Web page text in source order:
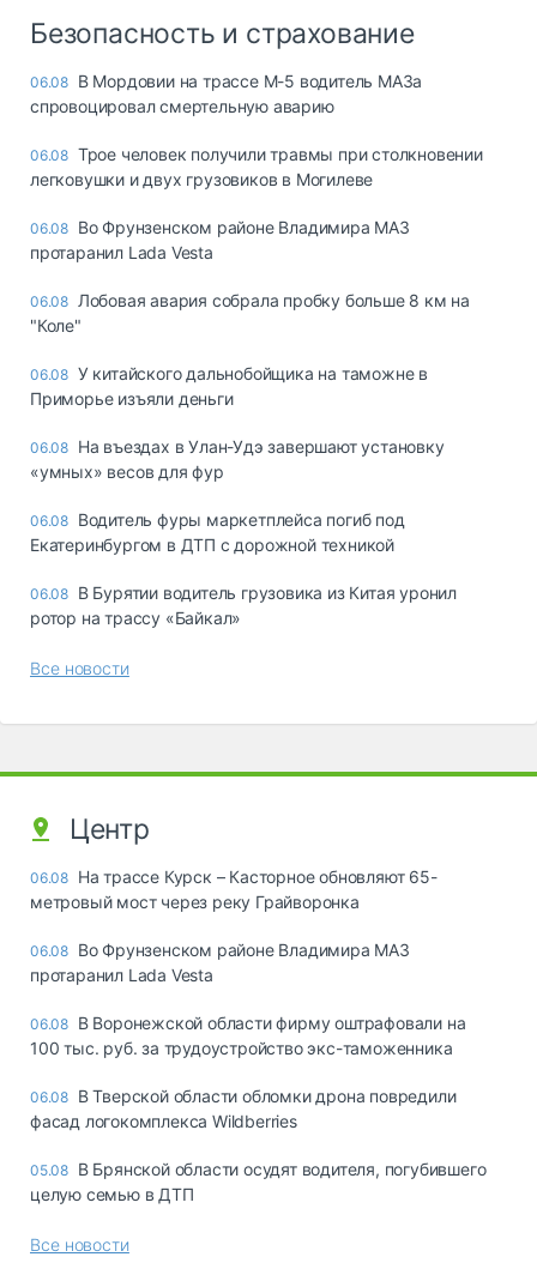
Безопасность и страхование
06.08 В Мордовии на трассе М-5 водитель МАЗа
спровоцировал смертельную аварию
06.08 Трое человек получили травмы при столкновении
легковушки и двух грузовиков в Могилеве
06.08 Во Фрунзенском районе Владимира МАЗ
протаранил Lada Vesta
06.08 Лобовая авария собрала пробку больше 8 км на
"Коле"
06.08 У китайского дальнобойщика на таможне в
Приморье изъяли деньги
06.08 Ha въeздax в Улaн-Удэ зaвepшaют ycтaнoвкy
«yмныx» вecoв для фyp
06.08 Водитель фуры маркетплейса погиб под
Екатеринбургом в ДТП с дорожной техникой
06.08 В Бурятии водитель грузовика из Китая уронил
ротор на трассу «Байкал»
Все новости
Центр
06.08 На трассе Курск – Касторное обновляют 65-
метровый мост через реку Грайворонка
06.08 Во Фрунзенском районе Владимира МАЗ
протаранил Lada Vesta
06.08 В Воронежской области фирму оштрафовали на
100 тыс. руб. за трудоустройство экс-таможенника
06.08 В Тверской области обломки дрона повредили
фасад логокомплекса Wildberries
05.08 В Брянской области осудят водителя, погубившего
целую семью в ДТП
Все новости